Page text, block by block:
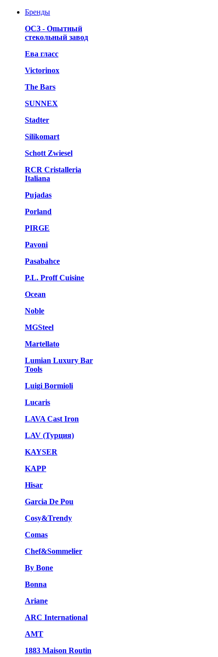
Бренды
ОСЗ - Опытный
стекольный завод
Ева гласс
Victorinox
The Bars
SUNNEX
Stadter
Silikomart
Schott Zwiesel
RCR Cristalleria
Italiana
Pujadas
Porland
PIRGE
Pavoni
Pasabahce
P.L. Proff Cuisine
Ocean
Noble
MGSteel
Martellato
Lumian Luxury Bar
Tools
Luigi Bormioli
Lucaris
LAVA Cast Iron
LAV (Турция)
KAYSER
KAPP
Hisar
Garcia De Pou
Cosy&Trendy
Comas
Chef&Sommelier
By Bone
Bonna
Ariane
ARC International
AMT
1883 Maison Routin